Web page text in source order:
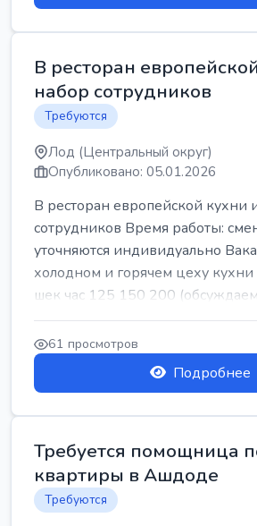
В ресторан
набор сотрудников
Требуются
Лод (Центральный округ)
Опубликовано: 05.01.2026
В ресторан европейской кухни
сотрудников Время работы:
уточняются индивидуально
холодном и горячем цеху кухни
шек час 125 150 200
61 просмотров
Подробнее
Требуется помощница
квартиры в Ашдоде
Требуются